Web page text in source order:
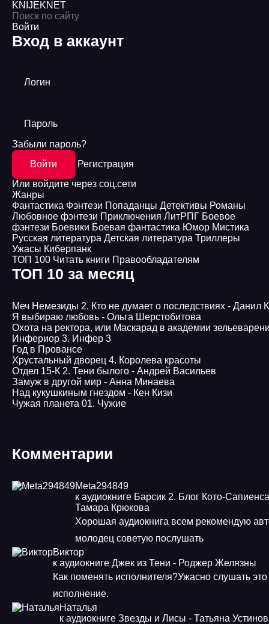
KNIJEKNET
Войти
Вход в аккаунт
Логин
Пароль
Забыли пароль?
Войти
Регистрация
Или войдите через соц.сети
Жанры
Фантастика Фэнтези Попаданцы Детективы Романы
Любовное фэнтези Приключения ЛитРПГ Боевое
фэнтези Боевики Боевая фантастика Юмор Мистика
Русская литература Детская литература Триллеры
Ужасы Киберпанк
ТОП 100 Читать книги Правообладателям
ТОП 10 за месяц
Меч Немезиды 2. Кто не думает о последствиях - Данил
Я выбираю любовь - Ольга Шерстобитова
Охота на ректора, или Маскарад в академии
Инфериор 3. Инфер 3
Год в Провансе
Хрустальный дворец 4. Королева красоты
Отдел 15-К 2. Тени былого - Андрей Васильев
Замуж в другой мир - Анна Минаева
Над кукушкиным гнездом - Кен Кизи
Чужая планета 01. Чужие
Комментарии
Meta294849
к аудиокниге Барсик 2. Блог Кото-
Тамара Крюкова
Хорошая аудиокнига всем рекомендую
молодец советую послушать
Виктор
к аудиокниге Джек из Тени - Роджер Желязны
Как поменять исполнителя?Ужасно слушать это
исполнение.
Наталья
к аудиокниге Звезды и Лисы - Татьяна